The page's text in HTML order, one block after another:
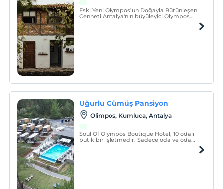
Eski Yeni Olympos’un Doğayla Bütünleşen
Cenneti Antalya'nın büyüleyici Olympos
Uğurlu Gümüş Pansiyon
Olimpos, Kumluca, Antalya
Soul Of Olympos Boutique Hotel, 10 odalı
butik bir işletmedir. Sadece oda ve oda